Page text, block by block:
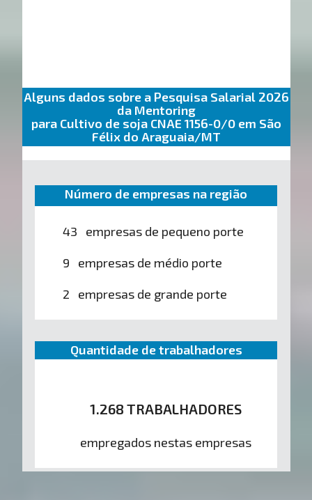
Alguns dados sobre a Pesquisa Salarial 2026
da Mentoring
para Cultivo de soja CNAE 1156-0/0 em São
Félix do Araguaia/MT
Número de empresas na região
43 empresas de pequeno porte
9 empresas de médio porte
2 empresas de grande porte
Quantidade de trabalhadores
1.268 TRABALHADORES
empregados nestas empresas